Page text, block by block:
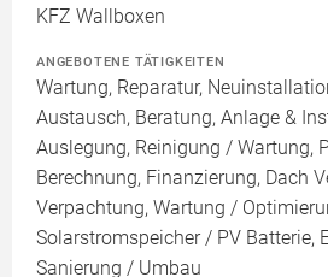
KFZ Wallboxen
ANGEBOTENE TÄTIGKEITEN
Wartung, Reparatur,
Austausch, Beratung, Anlage &
Auslegung, Reinigung / Wartung,
Berechnung, Finanzierung, Dach
Verpachtung, Wartung /
Solarstromspeicher / PV Batterie,
Sanierung / Umbau